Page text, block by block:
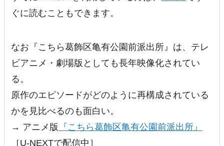
ぐに読むこともできます。
なお『こちら葛飾区亀有公園前派出所』は、テレ
ビアニメ・劇場版としても長年映像化されてい
る。
原作のエピソードがどのように再構成されている
かを見比べるのも面白い。
→ アニメ版
『こちら葛飾区亀有公園前派出所』
［U-NEXTで配信中］